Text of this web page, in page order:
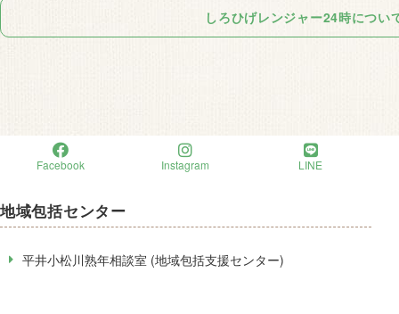
しろひげレンジャー24時につい
Facebook Instagram LINE
地域包括センター
平井小松川熟年相談室 (地域包括支援センター)